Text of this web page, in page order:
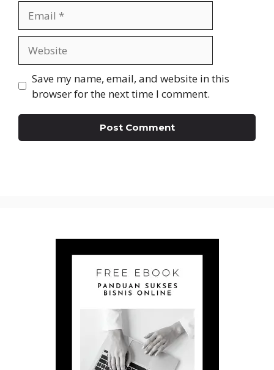
Save my name, email, and website in this
browser for the next time I comment.